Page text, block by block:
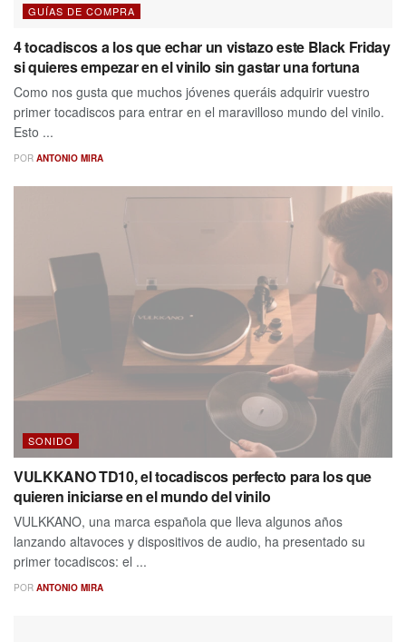
GUÍAS DE COMPRA
4 tocadiscos a los que echar un vistazo este Black Friday
si quieres empezar en el vinilo sin gastar una fortuna
Como nos gusta que muchos jóvenes queráis adquirir vuestro
primer tocadiscos para entrar en el maravilloso mundo del vinilo.
Esto ...
POR ANTONIO MIRA
SONIDO
VULKKANO TD10, el tocadiscos perfecto para los que
quieren iniciarse en el mundo del vinilo
VULKKANO, una marca española que lleva algunos años
lanzando altavoces y dispositivos de audio, ha presentado su
primer tocadiscos: el ...
POR ANTONIO MIRA